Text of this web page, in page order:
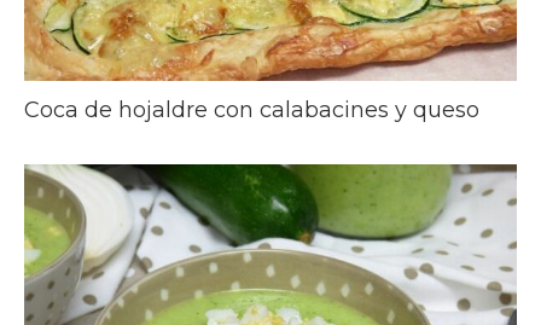
Coca de hojaldre con calabacines y queso